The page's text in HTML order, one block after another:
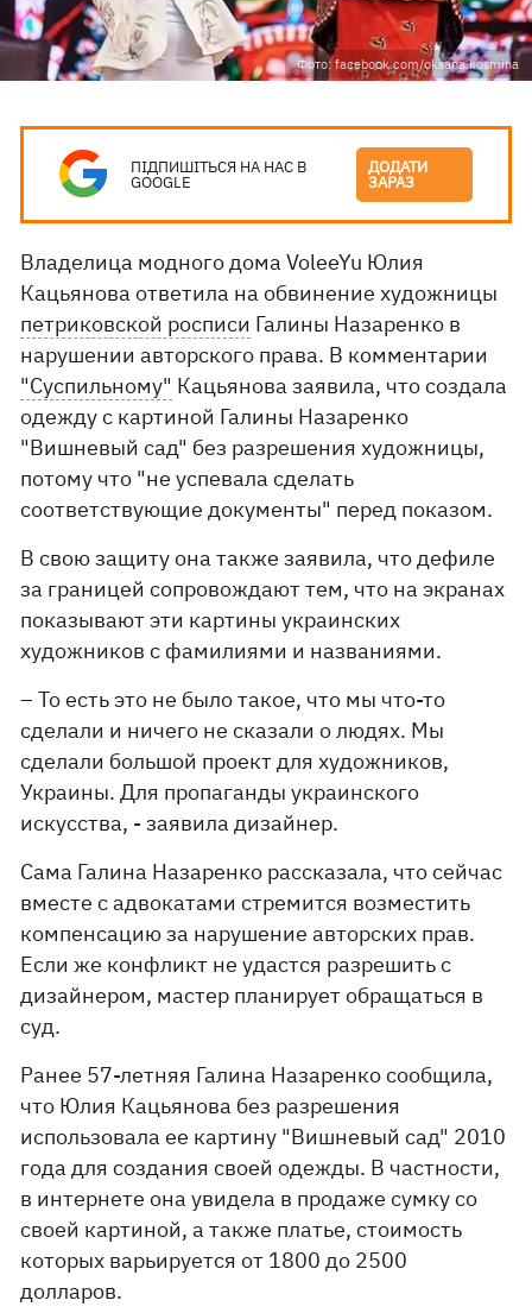
Фото: facebook.com/oksana.kosmina
ПІДПИШІТЬСЯ НА НАС В
GOOGLE
ДОДАТИ
ЗАРАЗ
Владелица модного дома VoleeYu Юлия
Кацьянова ответила на обвинение художницы
петриковской росписи Галины Назаренко в
нарушении авторского права. В комментарии
"Суспильному" Кацьянова заявила, что создала
одежду с картиной Галины Назаренко
"Вишневый сад" без разрешения художницы,
потому что "не успевала сделать
соответствующие документы" перед показом.
В свою защиту она также заявила, что дефиле
за границей сопровождают тем, что на экранах
показывают эти картины украинских
художников с фамилиями и названиями.
– То есть это не было такое, что мы что-то
сделали и ничего не сказали о людях. Мы
сделали большой проект для художников,
Украины. Для пропаганды украинского
искусства, - заявила дизайнер.
Сама Галина Назаренко рассказала, что сейчас
вместе с адвокатами стремится возместить
компенсацию за нарушение авторских прав.
Если же конфликт не удастся разрешить с
дизайнером, мастер планирует обращаться в
суд.
Ранее 57-летняя Галина Назаренко сообщила,
что Юлия Кацьянова без разрешения
использовала ее картину "Вишневый сад" 2010
года для создания своей одежды. В частности,
в интернете она увидела в продаже сумку со
своей картиной, а также платье, стоимость
которых варьируется от 1800 до 2500
долларов.